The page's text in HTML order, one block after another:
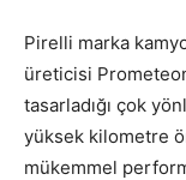
Pirelli marka
üreticisi
tasarladığı çok
yüksek kilometre
mükemmel